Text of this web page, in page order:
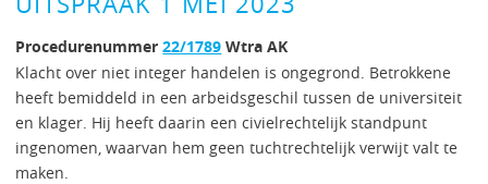
PROCEDURE
PERS
PUBLICATIES
UITSPRAKEN
ZITTINGSAGENDA
CONTACT
Procedurenummer22/1789 Wtra AK
Klacht over niet integer handelen is ongegrond. Betrokkene
heeft bemiddeld in een arbeidsgeschil tussen de universiteit
en klager. Hij heeft daarin een civielrechtelijk standpunt
ingenomen, waarvan hem geen tuchtrechtelijk verwijt valt te
maken.